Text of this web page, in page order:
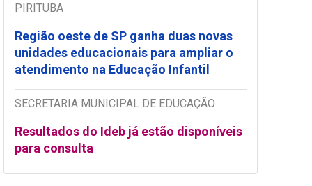
PIRITUBA
Região oeste de SP ganha duas novas
unidades educacionais para ampliar o
atendimento na Educação Infantil
SECRETARIA MUNICIPAL DE EDUCAÇÃO
Resultados do Ideb já estão disponíveis
para consulta